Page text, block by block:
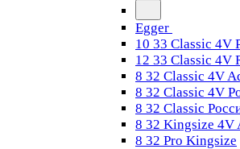
Egger
10 33 Classic 4V
12 33 Classic 4V
8 32 Classic 4V
8 32 Classic 4V
8 32 Classic
8 32 Kingsize 4V
8 32 Pro Kingsize